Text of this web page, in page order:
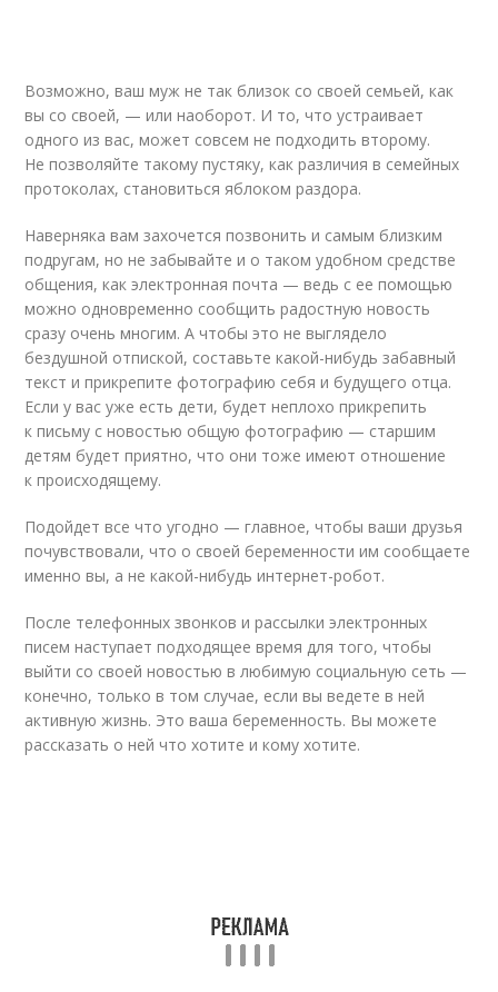
Возможно, ваш муж не так близок со своей семьей, как
вы со своей, — или наоборот. И то, что устраивает
одного из вас, может совсем не подходить второму.
Не позволяйте такому пустяку, как различия в семейных
протоколах, становиться яблоком раздора.
Наверняка вам захочется позвонить и самым близким
подругам, но не забывайте и о таком удобном средстве
общения, как электронная почта — ведь с ее помощью
можно одновременно сообщить радостную новость
сразу очень многим. А чтобы это не выглядело
бездушной отпиской, составьте какой-нибудь забавный
текст и прикрепите фотографию себя и будущего отца.
Если у вас уже есть дети, будет неплохо прикрепить
к письму с новостью общую фотографию — старшим
детям будет приятно, что они тоже имеют отношение
к происходящему.
Подойдет все что угодно — главное, чтобы ваши друзья
почувствовали, что о своей беременности им сообщаете
именно вы, а не какой-нибудь интернет-робот.
После телефонных звонков и рассылки электронных
писем наступает подходящее время для того, чтобы
выйти со своей новостью в любимую социальную сеть —
конечно, только в том случае, если вы ведете в ней
активную жизнь. Это ваша беременность. Вы можете
рассказать о ней что хотите и кому хотите.